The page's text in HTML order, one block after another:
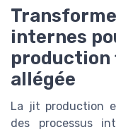
internes
production
allégée
La jit production
des processus